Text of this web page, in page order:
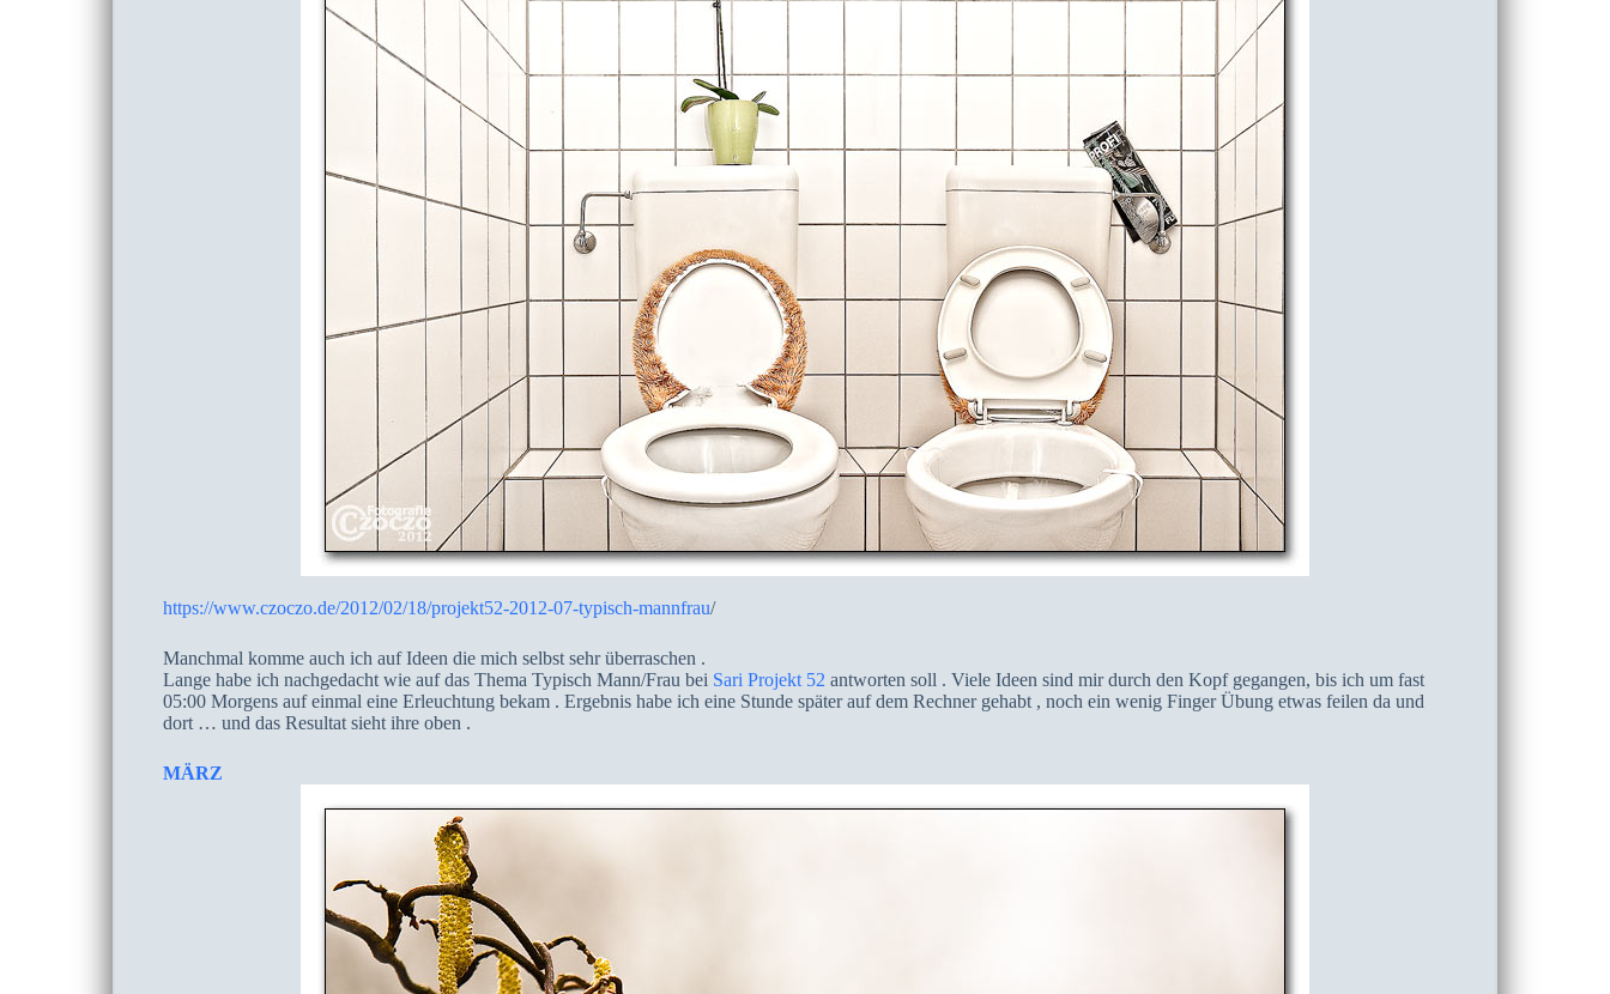
https://www.czoczo.de/2012/02/18/projekt52-2012-07-typisch-mannfrau/
Manchmal komme auch ich auf Ideen die mich selbst sehr überraschen .
Lange habe ich nachgedacht wie auf das Thema Typisch Mann/Frau bei Sari Projekt 52 antworten soll . Viele Ideen sind mir durch den Kopf gegangen, bis ich um fast
05:00 Morgens auf einmal eine Erleuchtung bekam . Ergebnis habe ich eine Stunde später auf dem Rechner gehabt , noch ein wenig Finger Übung etwas feilen da und
dort … und das Resultat sieht ihre oben .
MÄRZ